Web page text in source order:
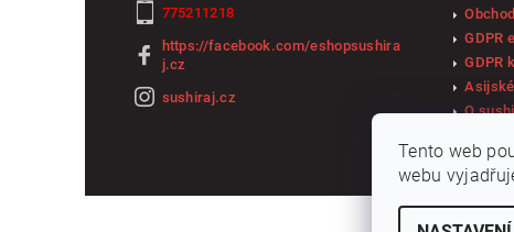
775211218
https://facebook.com/eshopsushira
j.cz
sushiraj.cz
GDPR
GDPR
O sushi
Tento web
webu